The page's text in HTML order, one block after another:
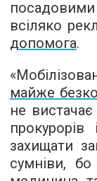
всіляко
допомога.
майже
не вистачає
захищати
сумніви,